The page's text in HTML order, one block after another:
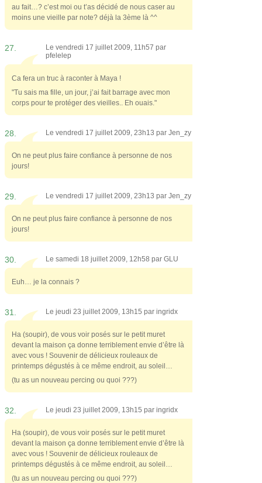
au fait…? c’est moi ou t’as décidé de nous caser au
moins une vieille par note? déjà la 3ème là ^^
27.
Le vendredi 17 juillet 2009, 11h57 par
pfelelep
Ca fera un truc à raconter à Maya !
"Tu sais ma fille, un jour, j’ai fait barrage avec mon
corps pour te protéger des vieilles.. Eh ouais."
28. Le vendredi 17 juillet 2009, 23h13 par Jen_zy
On ne peut plus faire confiance à personne de nos
jours!
29. Le vendredi 17 juillet 2009, 23h13 par Jen_zy
On ne peut plus faire confiance à personne de nos
jours!
30. Le samedi 18 juillet 2009, 12h58 par GLU
Euh… je la connais ?
31. Le jeudi 23 juillet 2009, 13h15 par ingridx
Ha (soupir), de vous voir posés sur le petit muret
devant la maison ça donne terriblement envie d’être là
avec vous ! Souvenir de délicieux rouleaux de
printemps dégustés à ce même endroit, au soleil…
(tu as un nouveau percing ou quoi ???)
32. Le jeudi 23 juillet 2009, 13h15 par ingridx
Ha (soupir), de vous voir posés sur le petit muret
devant la maison ça donne terriblement envie d’être là
avec vous ! Souvenir de délicieux rouleaux de
printemps dégustés à ce même endroit, au soleil…
(tu as un nouveau percing ou quoi ???)